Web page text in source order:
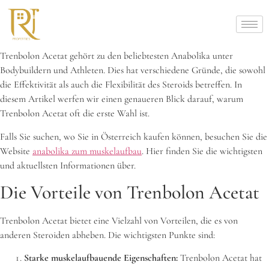
Trenbolon Acetat gehört zu den beliebtesten Anabolika unter
Bodybuildern und Athleten. Dies hat verschiedene Gründe, die sowohl
die Effektivität als auch die Flexibilität des Steroids betreffen. In
diesem Artikel werfen wir einen genaueren Blick darauf, warum
Trenbolon Acetat oft die erste Wahl ist.
Falls Sie suchen, wo Sie in Österreich kaufen können, besuchen Sie die
Website anabolika zum muskelaufbau. Hier finden Sie die wichtigsten
und aktuellsten Informationen über.
Die Vorteile von Trenbolon Acetat
Trenbolon Acetat bietet eine Vielzahl von Vorteilen, die es von
anderen Steroiden abheben. Die wichtigsten Punkte sind:
Starke muskelaufbauende Eigenschaften: Trenbolon Acetat hat